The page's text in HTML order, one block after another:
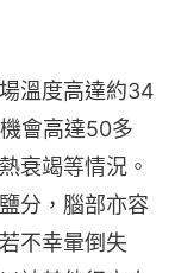
溫度高達約34
會高達50多
衰竭等情況。
分，腦部亦容
不幸暈倒失